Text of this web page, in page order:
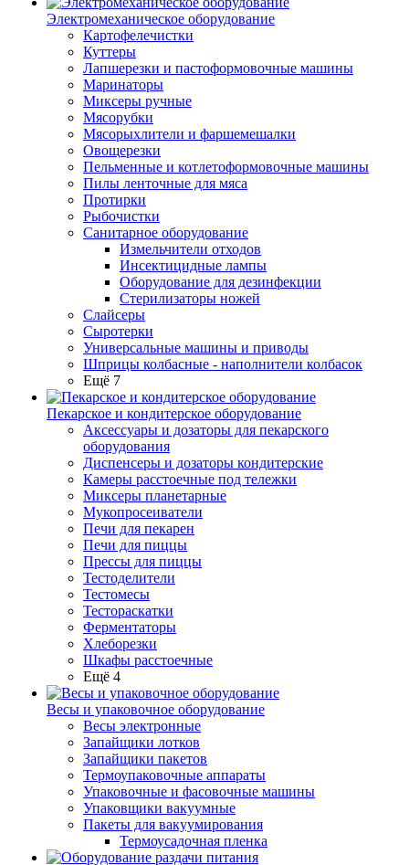
Электромеханическое оборудование
Картофелечистки
Куттеры
Лапшерезки и пастоформовочные машины
Маринаторы
Миксеры ручные
Мясорубки
Мясорыхлители и фаршемешалки
Овощерезки
Пельменные и котлетоформовочные машины
Пилы ленточные для мяса
Протирки
Рыбочистки
Санитарное оборудование
Измельчители отходов
Инсектицидные лампы
Оборудование для дезинфекции
Стерилизаторы ножей
Слайсеры
Сыротерки
Универсальные машины и приводы
Шприцы колбасные - наполнители колбасок
Ещё 7
Пекарское и кондитерское оборудование
Аксессуары и дозаторы для пекарского
оборудования
Диспенсеры и дозаторы кондитерские
Камеры расстоечные под тележки
Миксеры планетарные
Мукопросеиватели
Печи для пекарен
Печи для пиццы
Прессы для пиццы
Тестоделители
Тестомесы
Тестораскатки
Ферментаторы
Хлеборезки
Шкафы расстоечные
Ещё 4
Весы и упаковочное оборудование
Весы электронные
Запайщики лотков
Запайщики пакетов
Термоупаковочные аппараты
Упаковочные и фасовочные машины
Упаковщики вакуумные
Пакеты для вакуумирования
Термоусадочная пленка